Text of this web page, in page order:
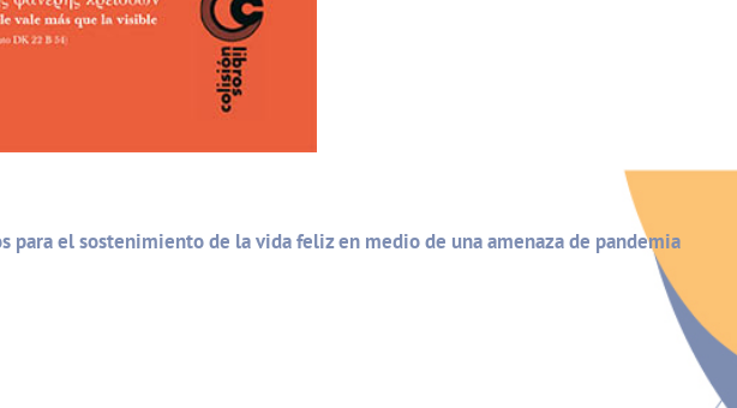
para el sostenimiento de la vida feliz en medio de una amenaza de pandemia